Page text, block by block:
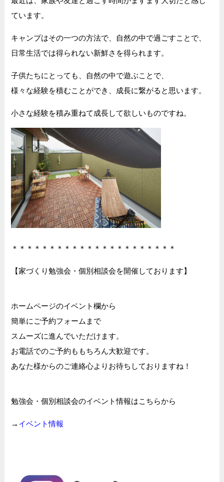
ています。
キャンプはその一つの方法で、自然の中で過ごすことで、
日常生活では得られない新鮮さを得られます。
子供たちにとっても、自然の中で遊ぶことで、
様々な経験を積むことができ、成長に繋がると思います。
小さな経験を積み重ねて成長して欲しいものですね。
＊＊＊＊＊＊＊＊＊＊＊＊＊＊＊＊＊＊＊＊＊＊
【家づくり勉強会・個別相談会を開催しております】
ホームページのイベント欄から
簡単にご予約フォームまで
スムーズに進んでいただけます。
お電話でのご予約ももちろん大歓迎です。
あなた様からのご連絡心よりお待ちしておりますね！
勉強会・個別相談会のイベント情報はこちらから
→ イベント情報